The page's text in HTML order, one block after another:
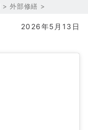
> 外部修繕 >
2026年5月13日